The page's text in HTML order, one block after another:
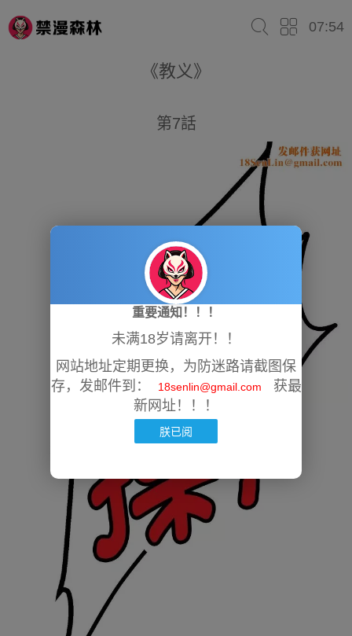
07:54
《教义》
第7話
重要通知！！！
未满18岁请离开！！
网站地址定期更换，为防迷路请截图保
存，发邮件到：
18senlin@gmail.com
获最
新网址！！！
朕已阅